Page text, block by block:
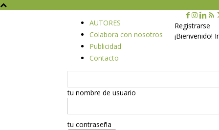
AUTORES
Colabora con nosotros
Publicidad
Contacto
Registrarse
¡Bienvenido!
tu nombre de usuario
tu contraseña